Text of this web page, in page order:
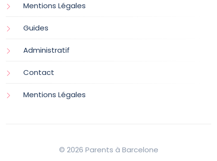
Mentions Légales
Guides
Administratif
Contact
Mentions Légales
© 2026 Parents à Barcelone